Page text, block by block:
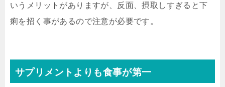
いうメリットがありますが、反面、摂取しすぎると下
痢を招く事があるので注意が必要です。
サプリメントよりも食事が第一